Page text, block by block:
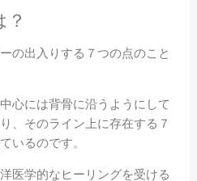
の出入りする７つの点のこと
心には背骨に沿うようにして
、そのライン上に存在する７
いるのです。
医学的なヒーリングを受ける